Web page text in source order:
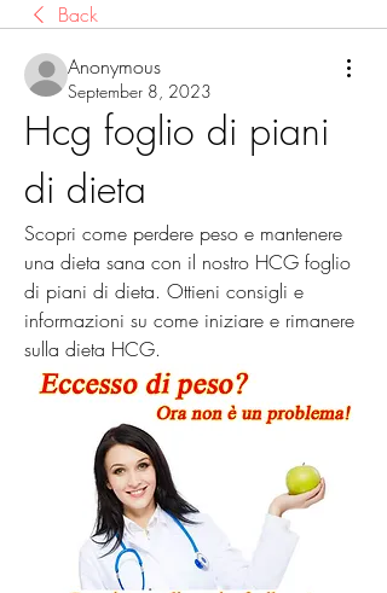
Back
Anonymous
September 8, 2023
Hcg foglio di piani
di dieta
Scopri come perdere peso e mantenere
una dieta sana con il nostro HCG foglio
di piani di dieta. Ottieni consigli e
informazioni su come iniziare e rimanere
sulla dieta HCG.